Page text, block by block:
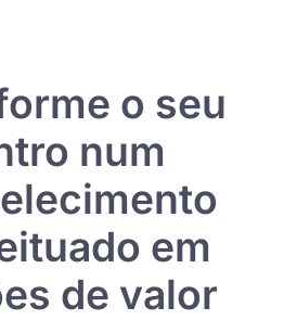
o seu
num
em
de valor